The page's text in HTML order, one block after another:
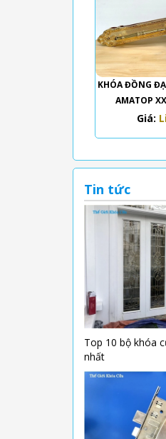
KHÓA ĐỒNG
AMATOP
Giá:
Tin tức
Top 10 bộ khóa
nhất